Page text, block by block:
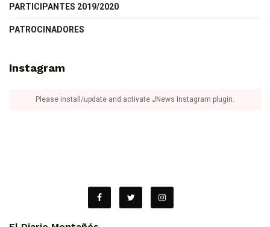
PARTICIPANTES 2019/2020
PATROCINADORES
Instagram
Please install/update and activate JNews Instagram plugin.